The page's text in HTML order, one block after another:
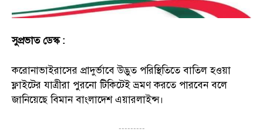
সুপ্রভাত ডেস্ক :
করোনাভাইরাসের প্রাদুর্ভাবে উদ্ভুত পরিস্থিতিতে বাতিল হওয়া
ফ্লাইটের যাত্রীরা পুরনো টিকিটেই ভ্রমণ করতে পারবেন বলে
জানিয়েছে বিমান বাংলাদেশ এয়ারলাইন্স।
---------